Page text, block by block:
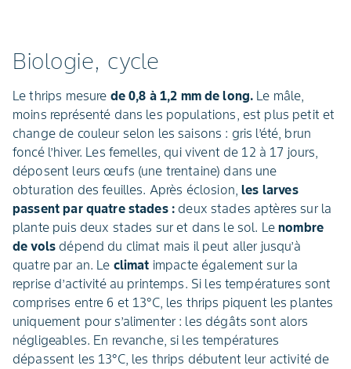
Biologie, cycle
Le thrips mesure de 0,8 à 1,2 mm de long. Le mâle,
moins représenté dans les populations, est plus petit et
change de couleur selon les saisons : gris l’été, brun
foncé l’hiver. Les femelles, qui vivent de 12 à 17 jours,
déposent leurs œufs (une trentaine) dans une
obturation des feuilles. Après éclosion,les larves
passent par quatre stades : deux stades aptères sur la
plante puis deux stades sur et dans le sol. Lenombre
de vols dépend du climat mais il peut aller jusqu’à
quatre par an. Le climat impacte également sur la
reprise d’activité au printemps. Si les températures sont
comprises entre 6 et 13°C, les thrips piquent les plantes
uniquement pour s’alimenter : les dégâts sont alors
négligeables. En revanche, si les températures
dépassent les 13°C, les thrips débutent leur activité de